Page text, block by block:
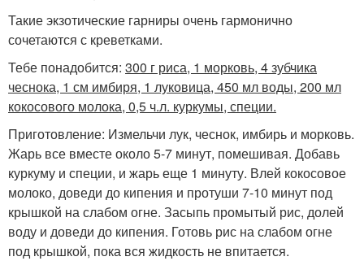
Такие экзотические гарниры очень гармонично
сочетаются с креветками.
Тебе понадобится: 300 г риса, 1 морковь, 4 зубчика
чеснока, 1 см имбиря, 1 луковица, 450 мл воды, 200 мл
кокосового молока, 0,5 ч.л. куркумы, специи.
Приготовление: Измельчи лук, чеснок, имбирь и морковь.
Жарь все вместе около 5-7 минут, помешивая. Добавь
куркуму и специи, и жарь еще 1 минуту. Влей кокосовое
молоко, доведи до кипения и протуши 7-10 минут под
крышкой на слабом огне. Засыпь промытый рис, долей
воду и доведи до кипения. Готовь рис на слабом огне
под крышкой, пока вся жидкость не впитается.